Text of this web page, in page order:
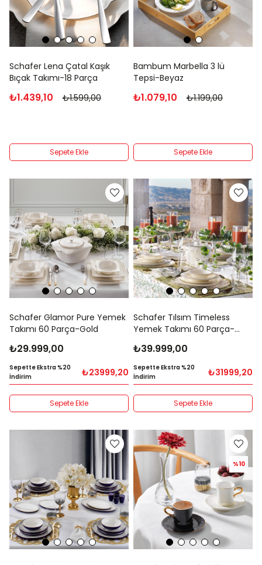
Schafer Lena Çatal Kaşık
Bıçak Takımı-18 Parça
₺1.439,10 ₺1.599,00
Sepete Ekle
Bambum Marbella 3 lü
Tepsi-Beyaz
₺1.079,10 ₺1.199,00
Sepete Ekle
Schafer Glamor Pure Yemek
Takımı 60 Parça-Gold
₺29.999,00
Sepette Ekstra %20
İndirim
₺23999,20
Sepete Ekle
Schafer Tılsım Timeless
Yemek Takımı 60 Parça-
₺39.999,00
Sepette Ekstra %20
İndirim
₺31999,20
Sepete Ekle
%10